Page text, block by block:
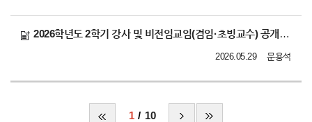
2026학년도 2학기 강사 및 비전임교임(겸임·초빙교수) 공개채용 공고
문용석
2026.05.29
1 10